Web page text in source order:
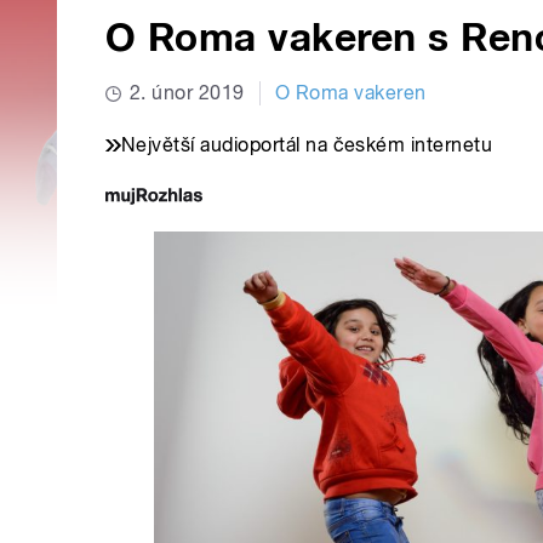
O Roma vakeren s
2. únor 2019 O Roma vakeren
Největší audioportál na českém internetu